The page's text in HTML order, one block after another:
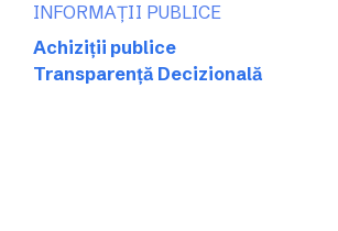
INFORMAȚII PUBLICE
Achiziții publice
Transparență Decizională